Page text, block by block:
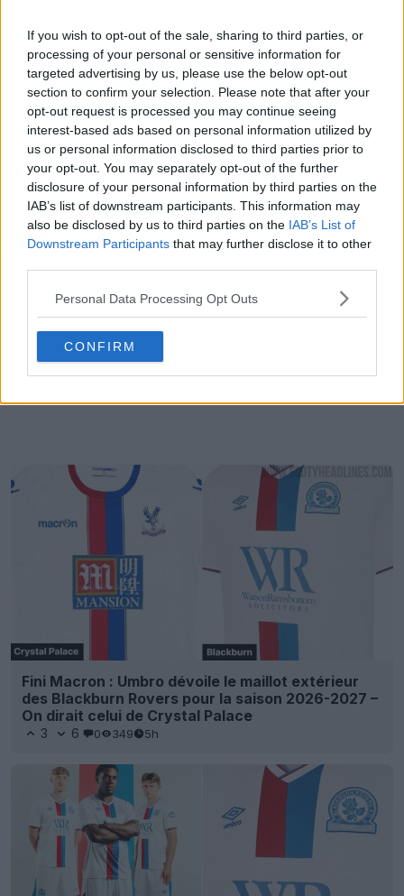
If you wish to opt-out of the sale, sharing to third parties, or
processing of your personal or sensitive information for
targeted advertising by us, please use the below opt-out
section to confirm your selection. Please note that after your
opt-out request is processed you may continue seeing
interest-based ads based on personal information utilized by
us or personal information disclosed to third parties prior to
your opt-out. You may separately opt-out of the further
disclosure of your personal information by third parties on the
IAB’s list of downstream participants. This information may
also be disclosed by us to third parties on the IAB’s List of
Downstream Participants that may further disclose it to other
Personal Data Processing Opt Outs
CONFIRM
3 1 0 344 4h
Fini Macron : Umbro dévoile le maillot extérieur
des Blackburn Rovers pour la saison 2026-2027 –
On dirait celui de Crystal Palace
3 6 0 349 5h